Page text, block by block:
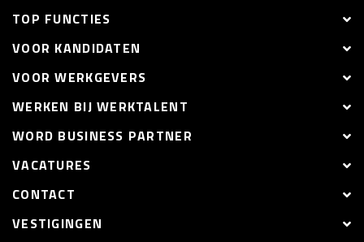
TOP FUNCTIES
VOOR KANDIDATEN
VOOR WERKGEVERS
WERKEN BIJ WERKTALENT
WORD BUSINESS PARTNER
VACATURES
CONTACT
VESTIGINGEN